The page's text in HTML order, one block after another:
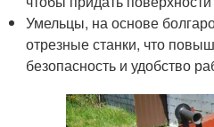
Умельцы, на основе
отрезные станки, что
безопасность и удобство